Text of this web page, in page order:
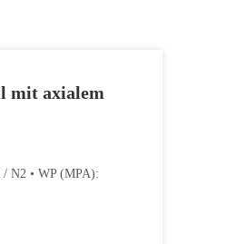
mit axialem
N2 • WP (MPA):